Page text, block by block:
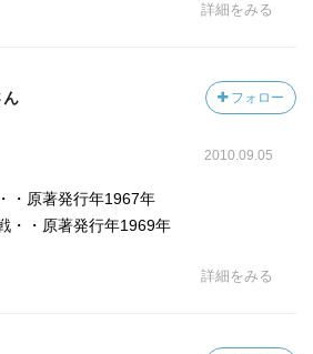
詳細をみる
ん フォロー
2010.09.05
・原著発行年1967年
・・原著発行年1969年
詳細をみる